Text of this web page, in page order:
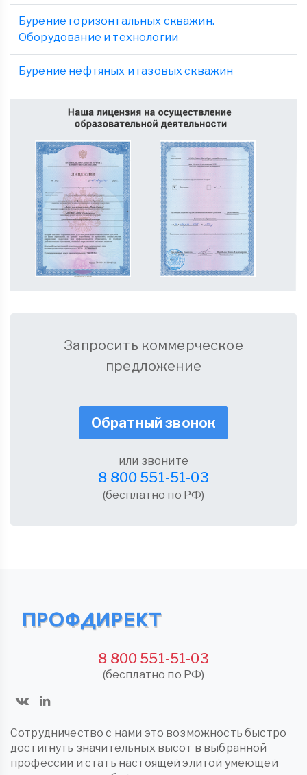
Бурение горизонтальных скважин.
Оборудование и технологии
Бурение нефтяных и газовых скважин
Запросить коммерческое
предложение
Обратный звонок
или звоните
8 800 551-51-03
(бесплатно по РФ)
8 800 551-51-03
(бесплатно по РФ)
Сотрудничество с нами это возможность быстро
достигнуть значительных высот в выбранной
профессии и стать настоящей элитой умеющей